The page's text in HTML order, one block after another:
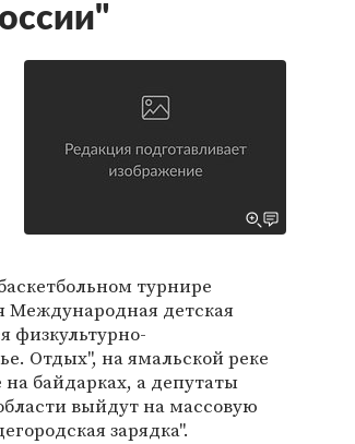
турнире
Международная детская
физкультурно-
Отдых", на ямальской реке
на байдарках, а депутаты
выйдут на массовую
зарядка".